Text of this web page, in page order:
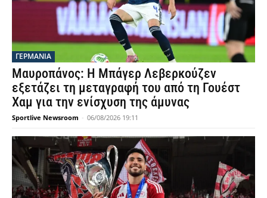
ΓΕΡΜΑΝΙΑ
Μαυροπάνος: Η Μπάγερ Λεβερκούζεν
εξετάζει τη μεταγραφή του από τη Γουέστ
Χαμ για την ενίσχυση της άμυνας
Sportlive Newsroom - 06/08/2026 19:11